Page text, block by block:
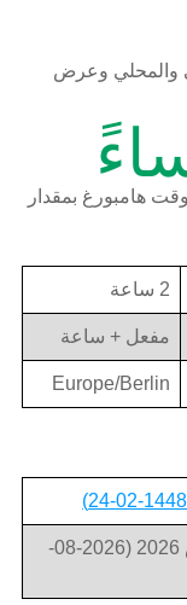
والمحلي وعرض
هامبورغ بمقدار
2 ساعة
مفعل + ساعة
Europe/Berlin
السبت 08 آب/أغسطس 2026 (2026-08-